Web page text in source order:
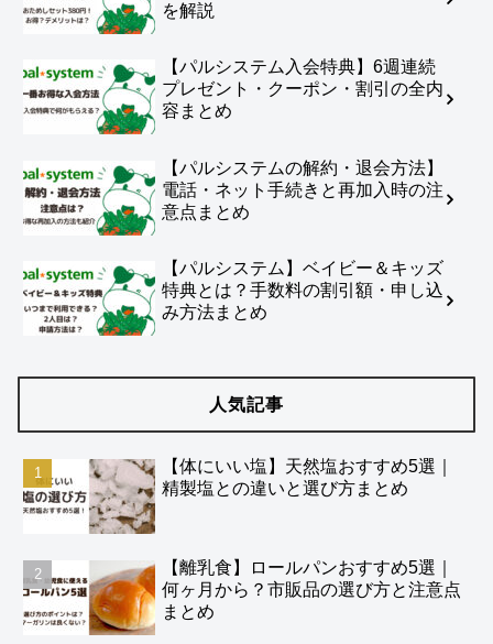
を解説
【パルシステム入会特典】6週連続
プレゼント・クーポン・割引の全内
容まとめ
【パルシステムの解約・退会方法】
電話・ネット手続きと再加入時の注
意点まとめ
【パルシステム】ベイビー＆キッズ
特典とは？手数料の割引額・申し込
み方法まとめ
人気記事
【体にいい塩】天然塩おすすめ5選｜
精製塩との違いと選び方まとめ
【離乳食】ロールパンおすすめ5選｜
何ヶ月から？市販品の選び方と注意点
まとめ